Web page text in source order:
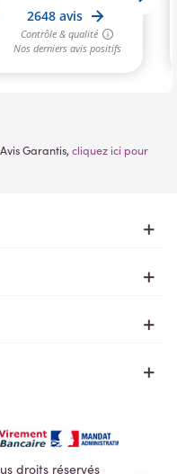
Garantis, cliquez ici pour
droits réservés